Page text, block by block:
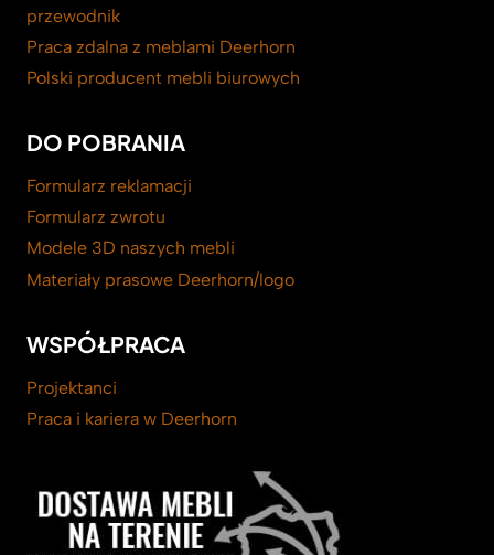
przewodnik
Praca zdalna z meblami Deerhorn
Polski producent mebli biurowych
DO POBRANIA
Formularz reklamacji
Formularz zwrotu
Modele 3D naszych mebli
Materiały prasowe Deerhorn/logo
WSPÓŁPRACA
Projektanci
Praca i kariera w Deerhorn